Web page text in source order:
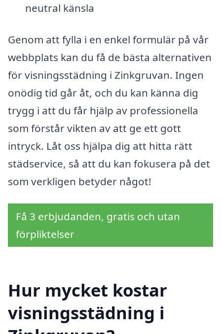
neutral känsla
Genom att fylla i en enkel formulär på vår
webbplats kan du få de bästa alternativen
för visningsstädning i Zinkgruvan. Ingen
onödig tid går åt, och du kan känna dig
trygg i att du får hjälp av professionella
som förstår vikten av att ge ett gott
intryck. Låt oss hjälpa dig att hitta rätt
städservice, så att du kan fokusera på det
som verkligen betyder något!
Få 3 erbjudanden, gratis och utan
förpliktelser
Hur mycket kostar
visningsstädning i